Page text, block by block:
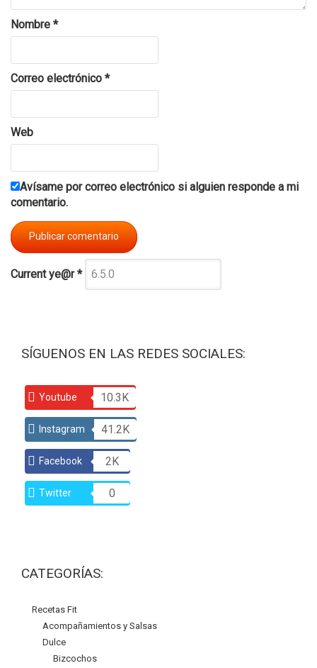
Nombre *
Correo electrónico *
Web
Avísame por correo electrónico si alguien responde a mi
comentario.
Current ye@r*
SÍGUENOS EN LAS REDES SOCIALES:
Youtube 10.3K
Instagram 41.2K
Facebook 2K
Twitter 0
CATEGORÍAS:
Recetas Fit
Acompañamientos y Salsas
Dulce
Bizcochos